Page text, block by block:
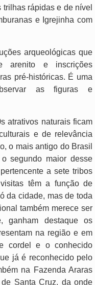
rápidas e de nível
e Igrejinha com
arqueológicas que
arenito e inscrições
pré-históricas. É uma
as figuras e
atrativos naturais ficam
e de relevância
o mais antigo do Brasil
segundo maior desse
a sete tribos
têm a função de
da cidade, mas de toda
também merece ser
ganham destaque os
na região e em
cordel e o conhecido
já é reconhecido pelo
na Fazenda Araras
Santa Cruz, da onde